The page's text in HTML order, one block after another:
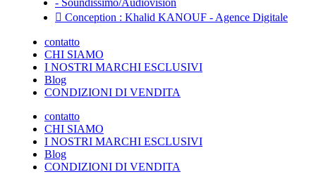
Conception : Khalid KANOUF - Agence Digitale
contatto
CHI SIAMO
I NOSTRI MARCHI ESCLUSIVI
Blog
CONDIZIONI DI VENDITA
contatto
CHI SIAMO
I NOSTRI MARCHI ESCLUSIVI
Blog
CONDIZIONI DI VENDITA